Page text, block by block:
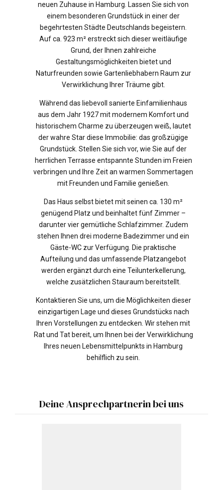
neuen Zuhause in Hamburg. Lassen Sie sich von
einem besonderen Grundstück in einer der
begehrtesten Städte Deutschlands begeistern.
Auf ca. 923 m² erstreckt sich dieser weitläufige
Grund, der Ihnen zahlreiche
Gestaltungsmöglichkeiten bietet und
Naturfreunden sowie Gartenliebhabern Raum zur
Verwirklichung Ihrer Träume gibt.
Während das liebevoll sanierte Einfamilienhaus
aus dem Jahr 1927 mit modernem Komfort und
historischem Charme zu überzeugen weiß, lautet
der wahre Star diese Immobilie: das großzügige
Grundstück. Stellen Sie sich vor, wie Sie auf der
herrlichen Terrasse entspannte Stunden im Freien
verbringen und Ihre Zeit an warmen Sommertagen
mit Freunden und Familie genießen.
Das Haus selbst bietet mit seinen ca. 130 m²
genügend Platz und beinhaltet fünf Zimmer –
darunter vier gemütliche Schlafzimmer. Zudem
stehen Ihnen drei moderne Badezimmer und ein
Gäste-WC zur Verfügung. Die praktische
Aufteilung und das umfassende Platzangebot
werden ergänzt durch eine Teilunterkellerung,
welche zusätzlichen Stauraum bereitstellt.
Kontaktieren Sie uns, um die Möglichkeiten dieser
einzigartigen Lage und dieses Grundstücks nach
Ihren Vorstellungen zu entdecken. Wir stehen mit
Rat und Tat bereit, um Ihnen bei der Verwirklichung
Ihres neuen Lebensmittelpunkts in Hamburg
behilflich zu sein.
Deine Ansprechpartnerin bei uns